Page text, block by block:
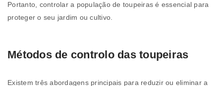
Portanto, controlar a população de toupeiras é essencial para
proteger o seu jardim ou cultivo.
Métodos de controlo das toupeiras
Existem três abordagens principais para reduzir ou eliminar a